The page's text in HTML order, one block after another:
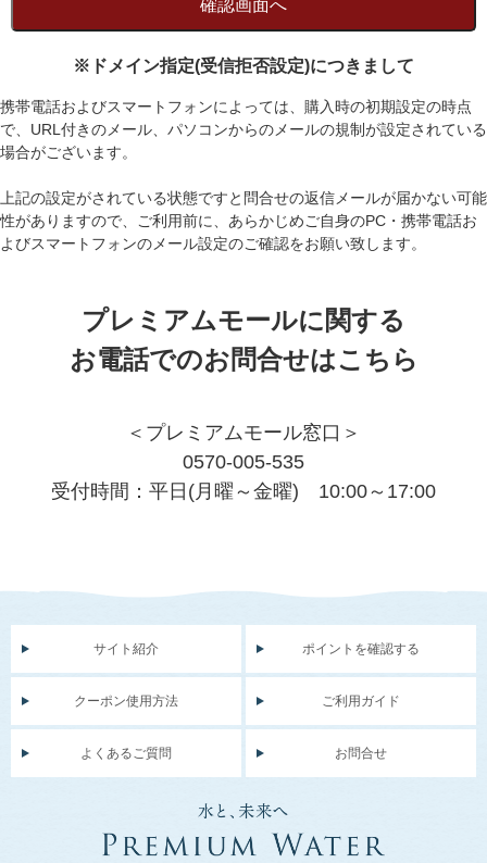
※ドメイン指定(受信拒否設定)につきまして
携帯電話およびスマートフォンによっては、購入時の初期設定の時点
で、URL付きのメール、パソコンからのメールの規制が設定されている
場合がございます。
上記の設定がされている状態ですと問合せの返信メールが届かない可能
性がありますので、ご利用前に、あらかじめご自身のPC・携帯電話お
よびスマートフォンのメール設定のご確認をお願い致します。
プレミアムモールに関する
お電話でのお問合せはこちら
＜プレミアムモール窓口＞
0570-005-535
受付時間：平日(月曜～金曜) 10:00～17:00
サイト紹介 ポイントを確認する
クーポン使用方法 ご利用ガイド
よくあるご質問 お問合せ